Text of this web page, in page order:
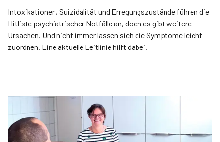
Intoxikationen, Suizidalität und Erregungszustände führen die
Hitliste psychiatrischer Notfälle an, doch es gibt weitere
Ursachen­. Und nicht immer lassen sich die Symptome leicht
zuordnen. Eine aktuelle Leitlinie hilft dabei.